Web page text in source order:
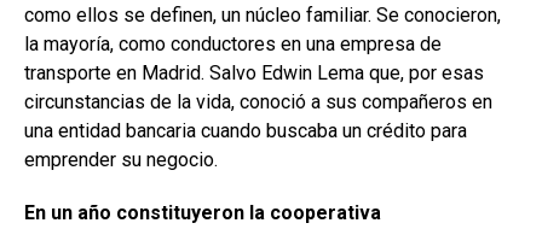
como ellos se definen, un núcleo familiar. Se conocieron,
la mayoría, como conductores en una empresa de
transporte en Madrid. Salvo Edwin Lema que, por esas
circunstancias de la vida, conoció a sus compañeros en
una entidad bancaria cuando buscaba un crédito para
emprender su negocio.
En un año constituyeron la cooperativa